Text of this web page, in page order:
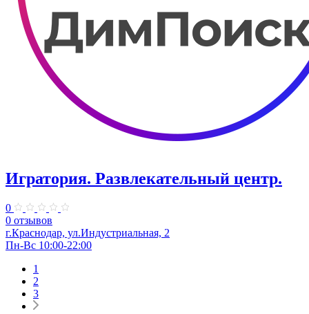
Игратория. Развлекательный центр.
0
0 отзывов
г.Краснодар, ул.Индустриальная, 2
Пн-Вс 10:00-22:00
1
2
3